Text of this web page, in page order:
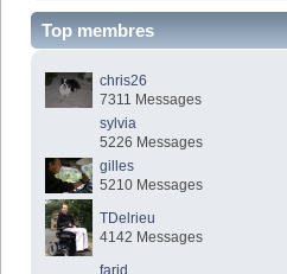
Top membres
chris26
7311 Messages
sylvia
5226 Messages
gilles
5210 Messages
TDelrieu
4142 Messages
farid